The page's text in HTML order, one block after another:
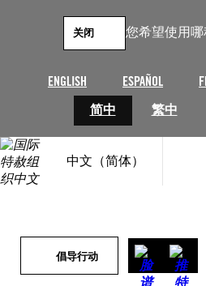
您希望使用
ENGLISH ESPAÑOL
简中
繁中
关闭
中文（简体）
倡导行动